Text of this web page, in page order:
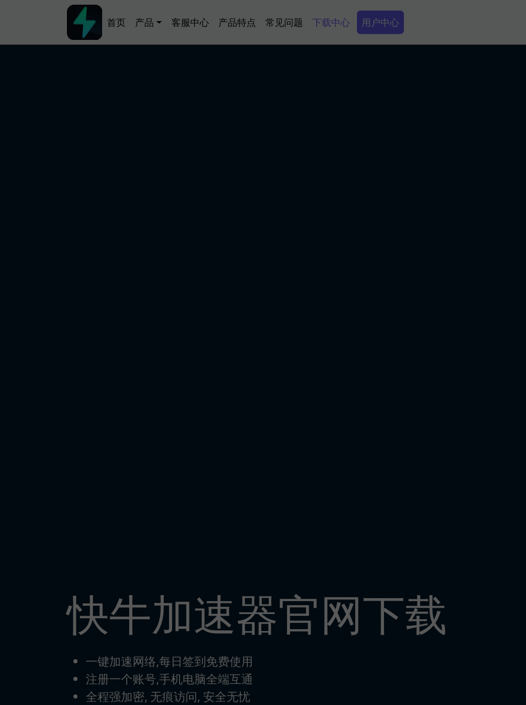
Main navigation
首页 产品 客服中心 产品特点 常见问题 下载中心 Secondary Menu
用户中心
快牛加速器官网下载
一键加速网络,每日签到免费使用
注册一个账号,手机电脑全端互通
全程强加密, 无痕访问, 安全无忧